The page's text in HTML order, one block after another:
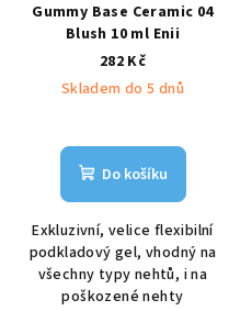
Gummy Base Ceramic 04
Blush 10 ml Enii
282 Kč
Skladem do 5 dnů
Do košíku
Exkluzivní, velice flexibilní
podkladový gel, vhodný na
všechny typy nehtů, i na
poškozené nehty